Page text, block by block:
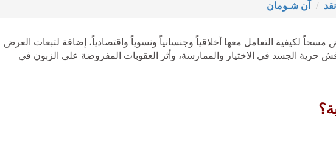
نقد آن شـومان
مسحاً لكيفية التعامل معها أخلاقياً وجنسانياً ونسوياً واقتصادياً، إضافة لتبعات العرض
حرية الجسد في الاختيار والممارسة، وأثر العقوبات المفروضة على الزبون في